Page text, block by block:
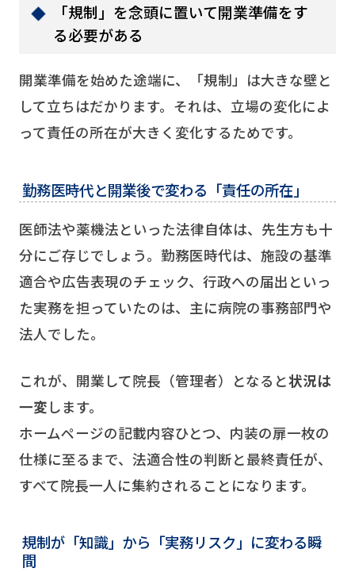
「規制」を念頭に置いて開業準備をす
る必要がある
開業準備を始めた途端に、「規制」は大きな壁と
して立ちはだかります。それは、立場の変化によ
って責任の所在が大きく変化するためです。
勤務医時代と開業後で変わる「責任の所在」
医師法や薬機法といった法律自体は、先生方も十
分にご存じでしょう。勤務医時代は、施設の基準
適合や広告表現のチェック、行政への届出といっ
た実務を担っていたのは、主に病院の事務部門や
法人でした。
これが、開業して院長（管理者）となると状況は
一変 します。
ホームページの記載内容ひとつ、内装の扉一枚の
仕様に至るまで、法適合性の判断と最終責任が、
すべて院長一人に集約されることになります。
規制が「知識」から「実務リスク」に変わる瞬
間